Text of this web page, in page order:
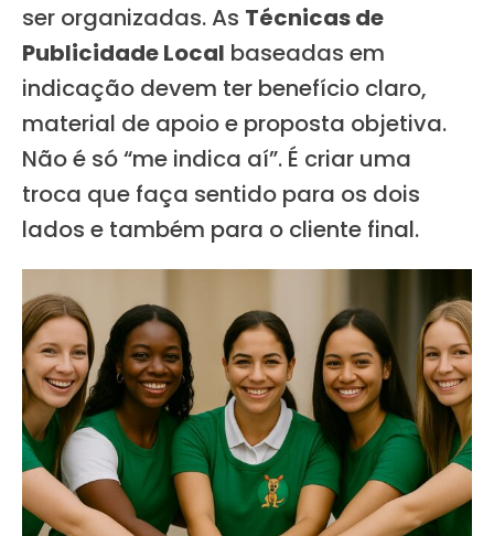
ser organizadas. As Técnicas de
Publicidade Local baseadas em
indicação devem ter benefício claro,
material de apoio e proposta objetiva.
Não é só “me indica aí”. É criar uma
troca que faça sentido para os dois
lados e também para o cliente final.